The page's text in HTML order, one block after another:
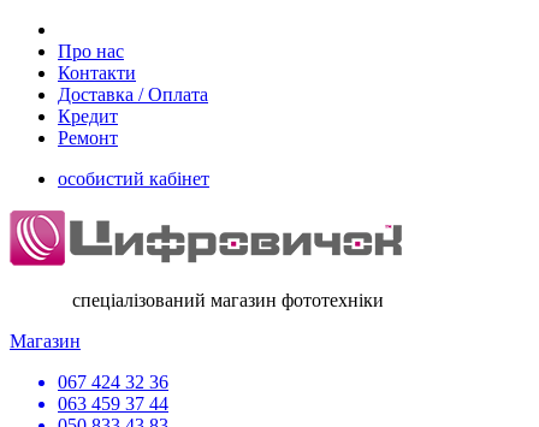
Про нас
Контакти
Доставка / Оплата
Кредит
Ремонт
особистий кабінет
спеціалізований магазин фототехніки
Магазин
067 424 32 36
063 459 37 44